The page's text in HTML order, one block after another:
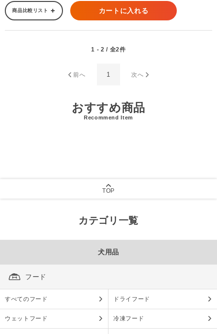
商品比較リスト カートに入れる
1 - 2 / 全2件
前へ 1 次へ
おすすめ商品
Recommend Item
TOP
カテゴリ一覧
犬用品
フード
すべてのフード ドライフード
ウェットフード 冷凍フード